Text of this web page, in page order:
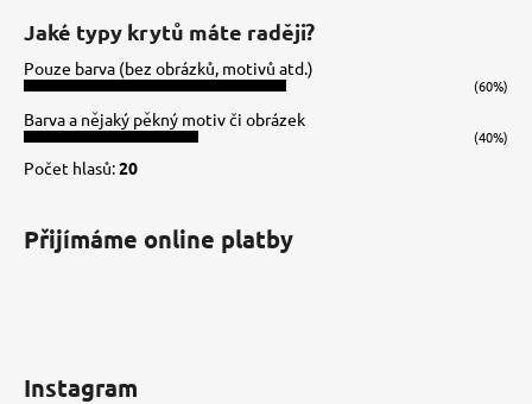
Jaké typy krytů máte raději?
Pouze barva (bez obrázků, motivů atd.)
(60%)
Barva a nějaký pěkný motiv či obrázek
(40%)
Počet hlasů:20
Přijímáme online platby
Instagram